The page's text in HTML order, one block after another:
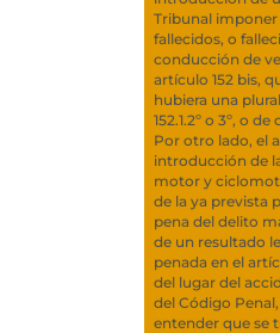
Tribunal imponer
fallecidos, o
conducción de
artículo 152 bis,
hubiera una
152.1.2º o 3º, o
Por otro lado, el
introducción de
motor y
de la ya prevista
pena del delito
de un resultado
penada en el
del lugar del
del Código
entender que se